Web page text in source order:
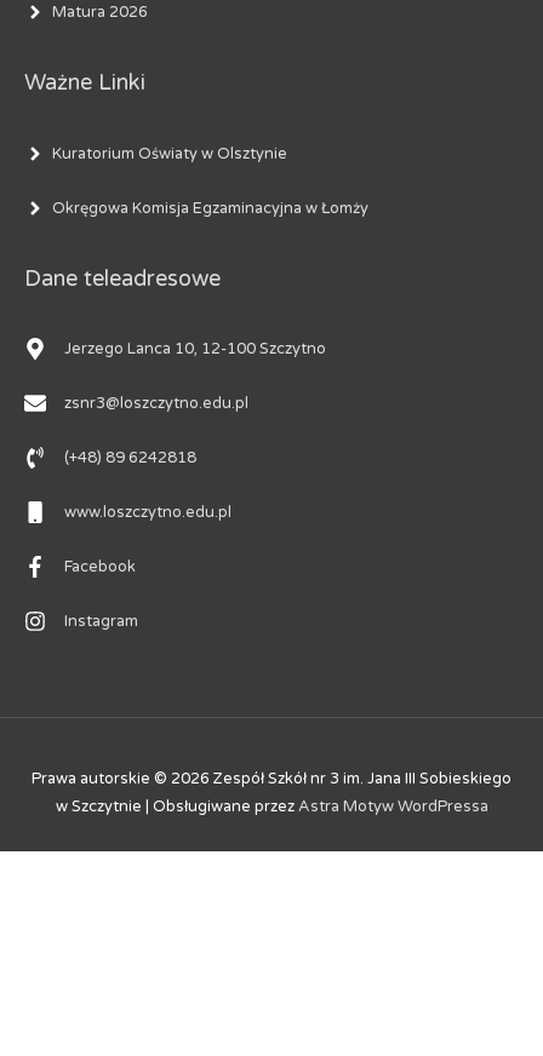
Matura 2026
Ważne Linki
Kuratorium Oświaty w Olsztynie
Okręgowa Komisja Egzaminacyjna w Łomży
Dane teleadresowe
Jerzego Lanca 10, 12-100 Szczytno
zsnr3@loszczytno.edu.pl
(+48) 89 6242818
www.loszczytno.edu.pl
Facebook
Instagram
Prawa autorskie © 2026 Zespół Szkół nr 3 im. Jana III Sobieskiego
w Szczytnie | Obsługiwane przezAstra Motyw WordPressa